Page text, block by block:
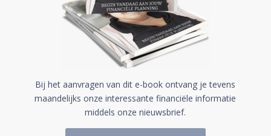
Bij het aanvragen van dit e-book ontvang je tevens
maandelijks onze interessante financiële informatie
middels onze nieuwsbrief.